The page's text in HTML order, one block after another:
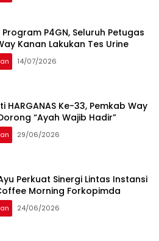
P4GN, Seluruh Petugas
Kanan Lakukan Tes Urine
14/07/2026
HARGANAS Ke-33, Pemkab Way
“Ayah Wajib Hadir”
29/06/2026
Perkuat Sinergi Lintas Instansi
Morning Forkopimda
24/06/2026